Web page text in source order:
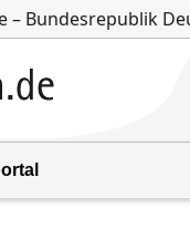
– Bundesrepublik